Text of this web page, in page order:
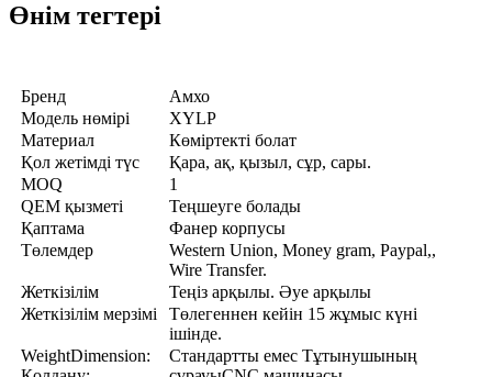
Өнім тегтері
Бренд
Амхо
Модель нөмірі
XYLP
Материал
Көміртекті болат
Қол жетімді түс
Қара, ақ, қызыл, сұр, сары.
MOQ
1
QEM қызметі
Теңшеуге болады
Қаптама
Фанер корпусы
Төлемдер
Western Union, Money gram, Paypal,,
Wire Transfer.
Жеткізілім
Теңіз арқылы. Әуе арқылы
Жеткізілім мерзімі
Төлегеннен кейін 15 жұмыс күні
ішінде.
WeightDimension:
Стандартты емес Тұтынушының